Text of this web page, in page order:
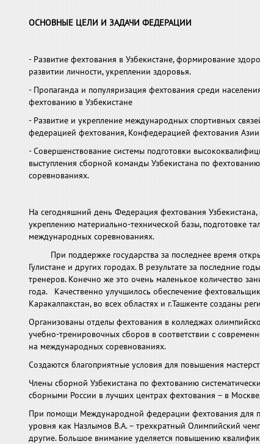
ОСНОВНЫЕ ЦЕЛИ И ЗАДАЧИ ФЕДЕРАЦИИ
- Развитие фехтования в Узбекистане, формирова­ние
развитии лич­ности, укреплении здоровья.
- Пропаганда и популяризация фехтования среди
фехтованию в Уз­бекистане
- Развитие и укрепление международных спортив­ных
федерацией фехтования, Конфедерацией фехтования
- Совершенствование системы подготовки
выступления сбор­ной команды Узбекистана по
соревнованиях.
На сегодняшний день Федерация фехтования
укреплению материально-технической базы, подготовке
международных соревнованиях.
При поддержке государства за последнее время
Гулистане и других городах. В результате за последние
тренеров. Конечно же это очень маленькое количество
года. Качественно улучшилось обеспечение
Каракалпакстан, во всех областях и г.Ташкенте созданы
Организованы отделы фехтования в колледжах
учебно-тренировочных сборов в соответствии с
на международных соревнованиях.
Создаются благоприятные условия для повышения
Члены сборной Узбекистана по фехтованию
сборными России в лучших центрах фехтования – в
При помощи Международной федерации фехтования для
уровня как Назлымов В.А. – трехкратный Олимпийский
другие. Большое внимание уделяется повышению